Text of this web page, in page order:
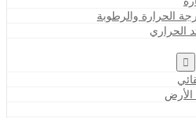
الحرارة والرطوبة
الحراري